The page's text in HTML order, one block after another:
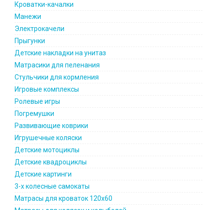
Кроватки-качалки
Манежи
Электрокачели
Прыгунки
Детские накладки на унитаз
Матрасики для пеленания
Стульчики для кормления
Игровые комплексы
Ролевые игры
Погремушки
Развивающие коврики
Игрушечные коляски
Детские мотоциклы
Детские квадроциклы
Детские картинги
3-х колесные самокаты
Матрасы для кроваток 120х60